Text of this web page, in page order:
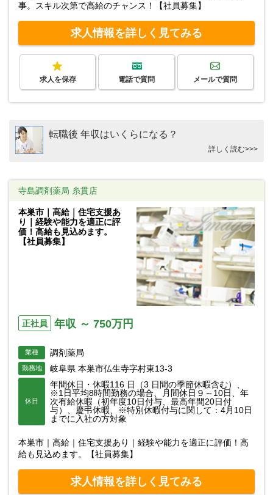
事。スキル次第で高給のチャンス！【社員募集】
求人情報を詳しく見てみる
求人を保存 電話で質問 メールで質問
転職後 年収はいくらになる？
詳しく読む>>>
寺島調剤薬局 糸貫店
本巣市｜高給｜住宅支援あ
り｜経験や能力を適正に評
価！高給も見込めます。
【社員募集】
正社員 年収 ～ 750万円
業種 調剤薬局
勤務地 岐阜県 本巣市仏生寺字村東13-3
休日
年間休日・休暇116 日（3 日間の季節休暇含む）、
※1日平均8時間勤務の場合、月間休日９～10日、年
次有給休暇（初年度10日付与、最高年間20日付
与）、慶弔休暇、※特別休暇付与に関して：4月10日
までに入社の方対象
本巣市｜高給｜住宅支援あり｜経験や能力を適正に評価！高
給も見込めます。【社員募集】
求人情報を詳しく見てみる